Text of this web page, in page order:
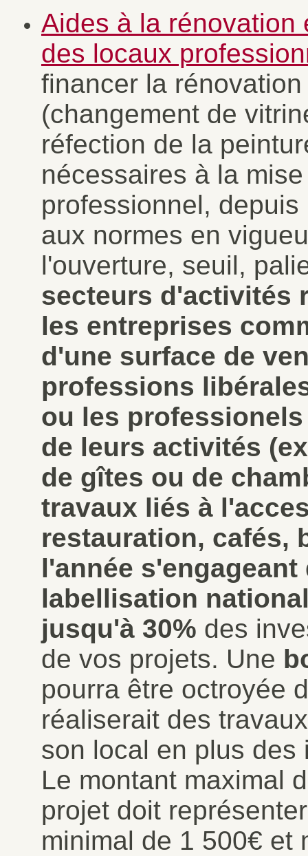
Aides à la rénovation
des locaux
financer la
(changement de
réfection de la
nécessaires à la
professionnel,
aux normes en
l'ouverture, seuil,
secteurs d'activités
les entreprises
d'une surface de
professions
ou les
de leurs activités
de gîtes ou de
travaux liés à
restauration, cafés,
l'année
labellisation
jusqu'à 30% des
de vos projets. Une
pourra être octroyée
réaliserait des
son local en plus
Le montant maximal
projet doit
minimal de 1 500€ et